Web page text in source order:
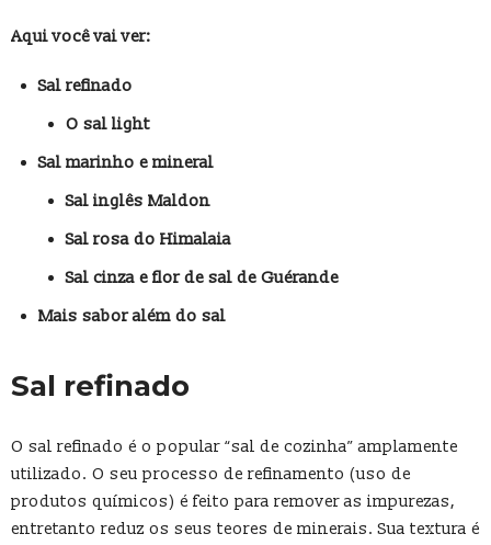
Aqui você vai ver:
Sal refinado
O sal light
Sal marinho e mineral
Sal inglês Maldon
Sal rosa do Himalaia
Sal cinza e flor de sal de Guérande
Mais sabor além do sal
Sal refinado
O sal refinado é o popular “sal de cozinha” amplamente
utilizado. O seu processo de refinamento (uso de
produtos químicos) é feito para remover as impurezas,
entretanto reduz os seus teores de minerais. Sua textura é